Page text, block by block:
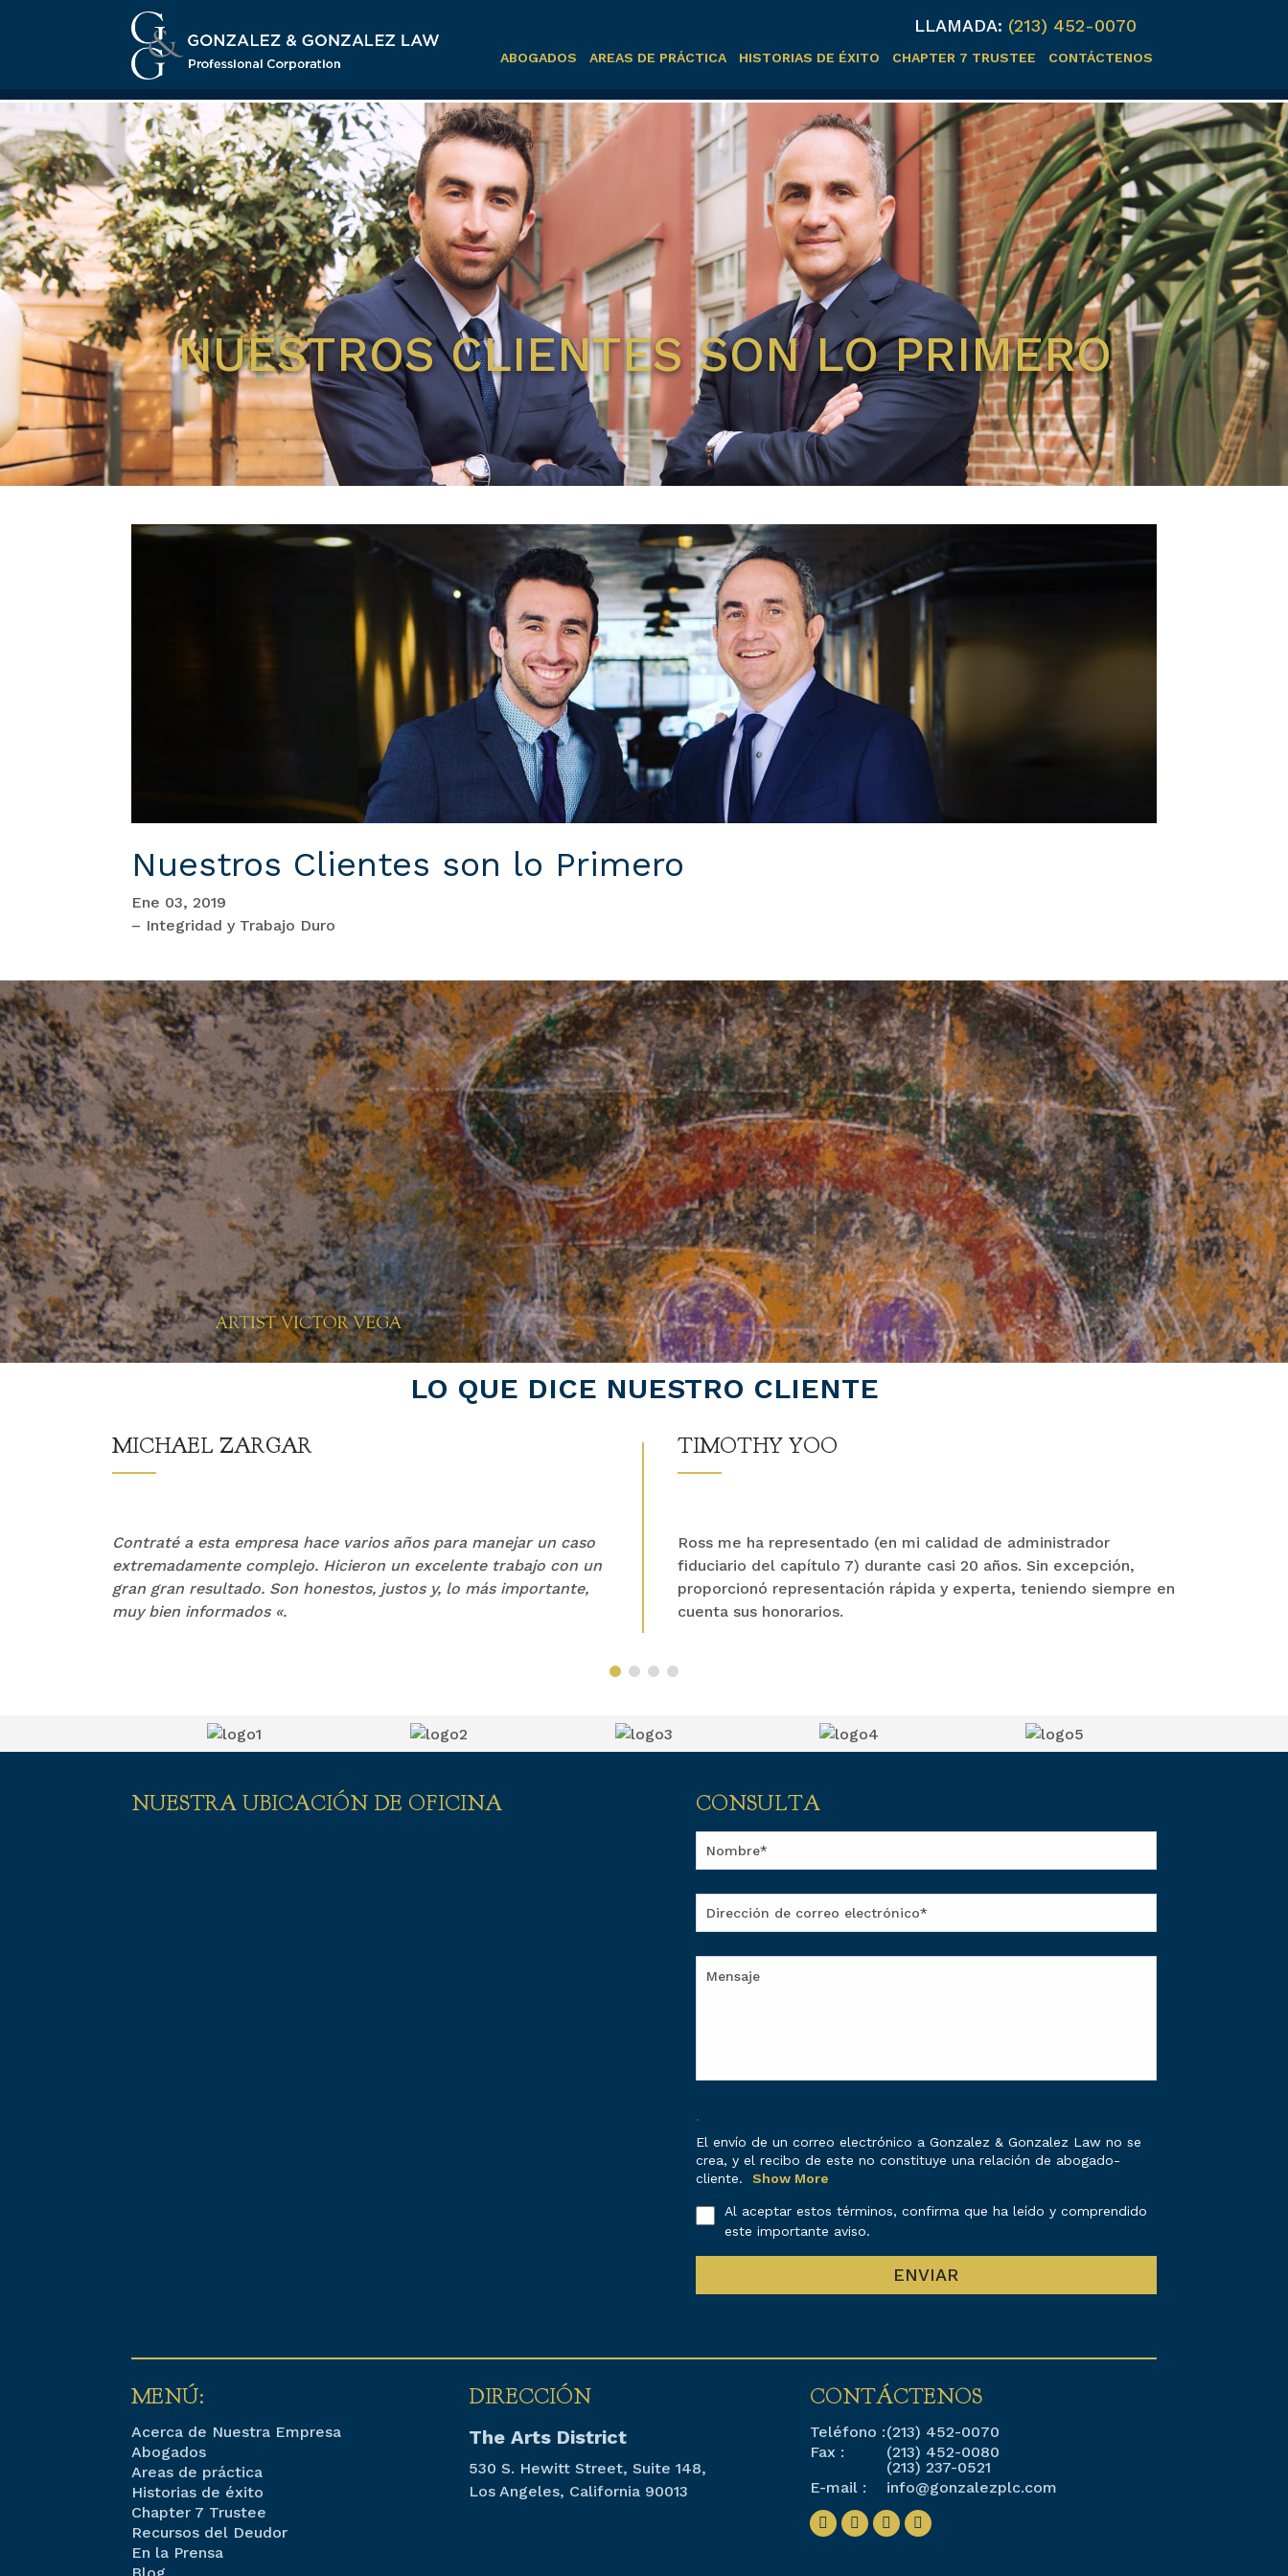
LLAMADA: (213) 452-0070
ABOGADOS AREAS DE PRÁCTICA HISTORIAS DE ÉXITO CHAPTER 7 TRUSTEE CONTÁCTENOS
NUESTROS CLIENTES SON LO PRIMERO
Nuestros Clientes son lo Primero
Ene 03, 2019
– Integridad y Trabajo Duro
LO QUE DICE NUESTRO CLIENTE
MICHAEL ZARGAR
Contraté a esta empresa hace varios años para manejar un caso
extremadamente complejo. Hicieron un excelente trabajo con un
gran gran resultado. Son honestos, justos y, lo más importante,
muy bien informados «.
TIMOTHY YOO
Ross me ha representado (en mi calidad de administrador
fiduciario del capítulo 7) durante casi 20 años. Sin excepción,
proporcionó representación rápida y experta, teniendo siempre en
cuenta sus honorarios.
NUESTRA UBICACIÓN DE OFICINA CONSULTA
.
El envío de un correo electrónico a Gonzalez & Gonzalez Law no se
crea, y el recibo de este no constituye una relación de abogado-
cliente.
Show More
Al aceptar estos términos, confirma que ha leído y comprendido
este importante aviso.
MENÚ:
Acerca de Nuestra Empresa
Abogados
Areas de práctica
Historias de éxito
Chapter 7 Trustee
Recursos del Deudor
En la Prensa
Blog
DIRECCIÓN
The Arts District
530 S. Hewitt Street, Suite 148,
Los Angeles, California 90013
CONTÁCTENOS
Teléfono :(213) 452-0070
Fax :
(213) 452-0080
(213) 237-0521
E-mail :
info@gonzalezplc.com